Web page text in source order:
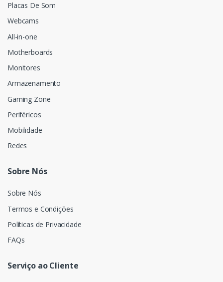
Placas De Som
Webcams
All-in-one
Motherboards
Monitores
Armazenamento
Gaming Zone
Periféricos
Mobilidade
Redes
Sobre Nós
Sobre Nós
Termos e Condições
Políticas de Privacidade
FAQs
Serviço ao Cliente